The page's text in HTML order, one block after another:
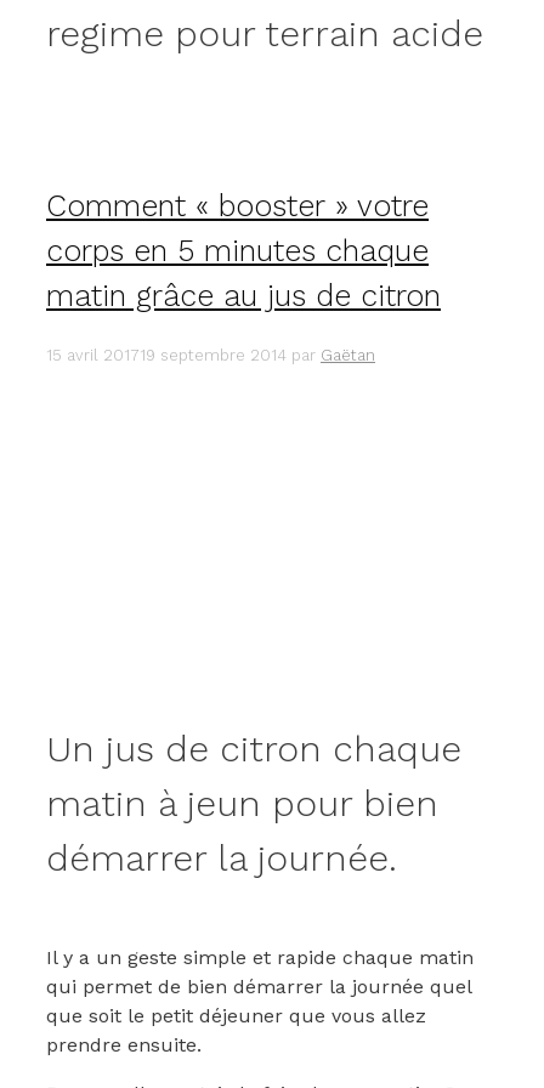
regime pour terrain acide
Comment « booster » votre
corps en 5 minutes chaque
matin grâce au jus de citron
15 avril 201719 septembre 2014 par Gaëtan
Un jus de citron chaque
matin à jeun pour bien
démarrer la journée.
Il y a un geste simple et rapide chaque matin
qui permet de bien démarrer la journée quel
que soit le petit déjeuner que vous allez
prendre ensuite.